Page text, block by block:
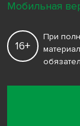
16+
При
Мобильная